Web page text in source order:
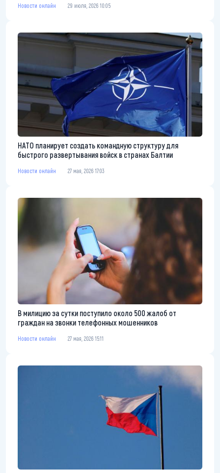
Новости онлайн 29 июля, 2026 10:05
НАТО планирует создать командную структуру для
быстрого развертывания войск в странах Балтии
Новости онлайн 27 мая, 2026 17:03
В милицию за сутки поступило около 500 жалоб от
граждан на звонки телефонных мошенников
Новости онлайн 27 мая, 2026 15:11